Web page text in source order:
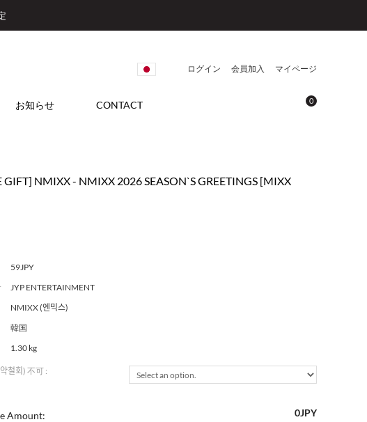
ログイン 会員加入 マイページ
お知らせ CONTACT 0
GIFT] NMIXX - NMIXX 2026 SEASON`S GREETINGS [MIXX
59JPY
JYP ENTERTAINMENT
NMIXX (엔믹스)
韓国
1.30 kg
철회) 不可 :
Amount: 0JPY